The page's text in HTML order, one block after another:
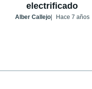
electrificado
Alber Callejo Hace 7 años